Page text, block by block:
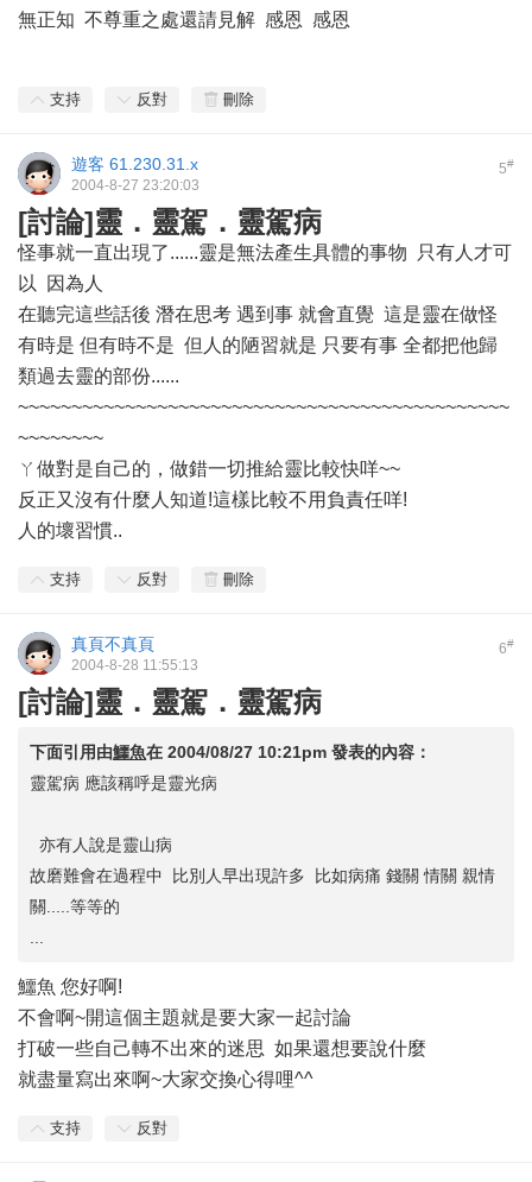
無正知 不尊重之處還請見解 感恩 感恩
支持 反對 刪除
5#
遊客 61.230.31.x
2004-8-27 23:20:03
[討論]靈．靈駕．靈駕病
怪事就一直出現了......靈是無法產生具體的事物 只有人才可
以 因為人
在聽完這些話後 潛在思考 遇到事 就會直覺 這是靈在做怪
有時是 但有時不是 但人的陋習就是 只要有事 全都把他歸
類過去靈的部份......
~~~~~~~~~~~~~~~~~~~~~~~~~~~~~~~~~~~~~~~~~~~~~~
~~~~~~~~
ㄚ做對是自己的，做錯一切推給靈比較快咩~~
反正又沒有什麼人知道!這樣比較不用負責任咩!
人的壞習慣..
支持 反對 刪除
6#
真頁不真頁
2004-8-28 11:55:13
[討論]靈．靈駕．靈駕病
下面引用由鱷魚在 2004/08/27 10:21pm 發表的內容：
靈駕病 應該稱呼是靈光病
亦有人說是靈山病
故磨難會在過程中 比別人早出現許多 比如病痛 錢關 情關 親情
關.....等等的
鱷魚 您好啊!
不會啊~開這個主題就是要大家一起討論
打破一些自己轉不出來的迷思 如果還想要說什麼
就盡量寫出來啊~大家交換心得哩^^
支持 反對